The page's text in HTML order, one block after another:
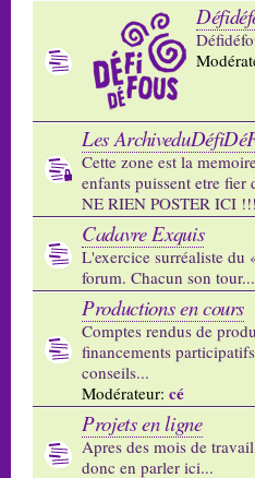
Les
Cette zone est la
enfants puissent etre fier
NE RIEN POSTER ICI
Cadavre Exquis
L'exercice surréaliste du
forum. Chacun son tour...
Productions en cours
Comptes rendus de
financements
conseils...
Modérateur: cé
Projets en ligne
Apres des mois de
donc en parler ici...